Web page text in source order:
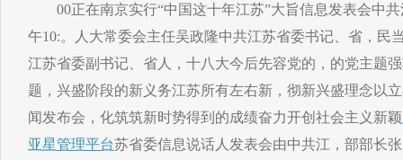
00正在南京实行“中国这十年江苏”大旨信息发表会中共
午10:。人大常委会主任吴政隆中共江苏省委书记、省，民
江苏省委副书记、省人，十八大今后先容党的，的党主题
题，兴盛阶段的新义务江苏所有左右新，彻新兴盛理念以
闻发布会，化筑筑新时势得到的成绩奋力开创社会主义新颖
亚星管理平台苏省委信息说话人发表会由中共江，部部长